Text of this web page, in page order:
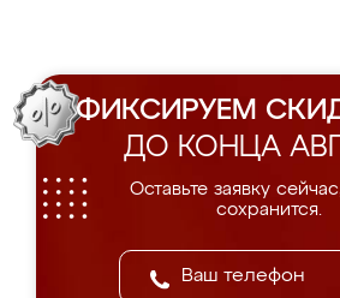
ФИКСИРУЕМ
ДО КОНЦА
Оставьте заявку
сохранится.